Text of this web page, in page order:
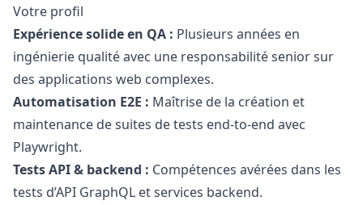
Votre profil
Expérience solide en QA : Plusieurs années en
ingénierie qualité avec une responsabilité senior sur
des applications web complexes.
Automatisation E2E : Maîtrise de la création et
maintenance de suites de tests end-to-end avec
Playwright.
Tests API & backend : Compétences avérées dans les
tests d’API GraphQL et services backend.